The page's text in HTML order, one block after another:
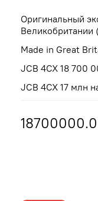
Оригинальный
Великобритании
Made in Great
JCB 4CX 18 700
JCB 4CX 17 млн